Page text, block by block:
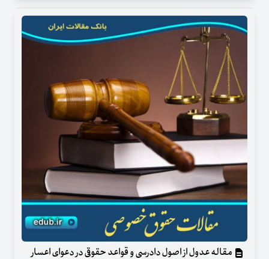
مقاله عدول از اصول دادرسی و قواعد حقوقی در دعوای اعسار